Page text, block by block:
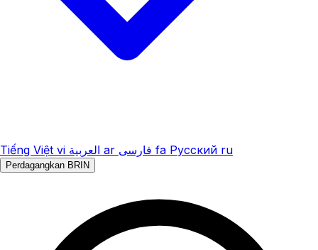
Tiếng Việt vi العربية ar فارسی fa Русский ru
Perdagangkan BRIN